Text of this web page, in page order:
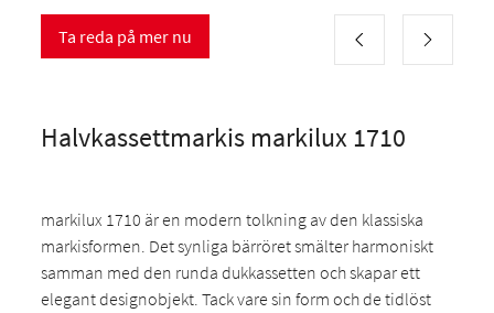
Ta reda på mer nu
Halvkassettmarkis markilux 1710
markilux 1710 är en modern tolkning av den klassiska
markisformen. Det synliga bärröret smälter harmoniskt
samman med den runda dukkassetten och skapar ett
elegant designobjekt. Tack vare sin form och de tidlöst